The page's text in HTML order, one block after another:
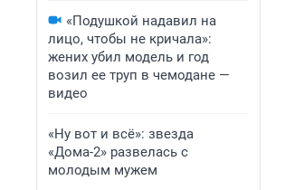
«Подушкой надавил на
лицо, чтобы не кричала»:
жених убил модель и год
возил ее труп в чемодане —
видео
«Ну вот и всё»: звезда
«Дома-2» развелась с
молодым мужем